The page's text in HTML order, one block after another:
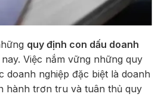
quy định con dấu doanh
Việc nắm vững những quy
doanh nghiệp đặc biệt là doanh
hành trơn tru và tuân thủ quy